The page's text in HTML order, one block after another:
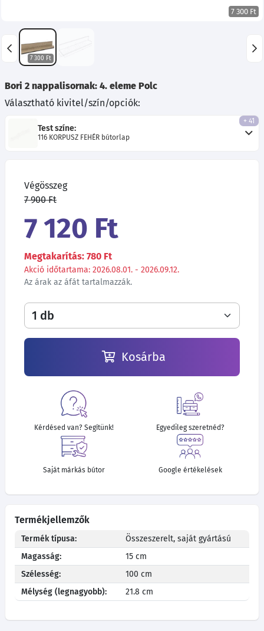
7 300 Ft
7 300 Ft
Bori 2 nappalisornak: 4. eleme Polc
Választható kivitel/szín/opciók:
Test színe:
116 KORPUSZ FEHÉR bútorlap
+ 41
Végösszeg
7 900 Ft
7 120 Ft
Megtakarítás: 780 Ft
Akció időtartama: 2026.08.01. - 2026.09.12.
Az árak az áfát tartalmazzák.
Kosárba
Kérdésed van? Segítünk! Egyedileg szeretnéd?
Saját márkás bútor Google értékelések
Termékjellemzők
Termék típusa:
Összeszerelt, saját gyártású
Magasság:
15 cm
Szélesség:
100 cm
Mélység (legnagyobb):
21.8 cm